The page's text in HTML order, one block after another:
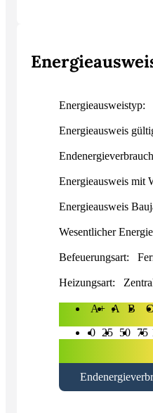
Energieausweistyp:
Energieausweis
Energieausweis mit
Energieausweis
Wesentlicher
Befeuerungsart:
Heizungsart:
A+ A B C
0 25 50 75